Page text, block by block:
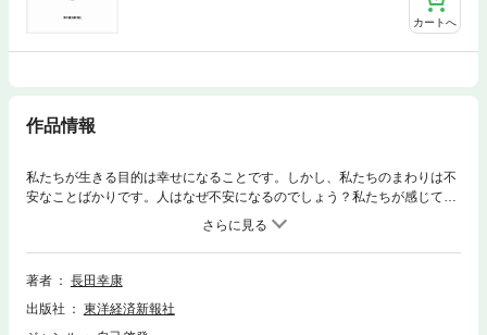
カートへ
作品情報
私たちが生きる目的は幸せになることです。しかし、私たちのまわりは不
安なことばかりです。人はなぜ不安になるのでしょう？私たちが感じてい
る不安の正体をとことん突き詰めたのが、２５００年前のインドに生まれ
たブッダです。ブッダの説いた教えはさまざまな形で伝えられています
が、その教えの源流をたどってみると「四諦（したい）」にたどりつきま
す。四諦とは、四つの真理のことです。世の中の苦しみ、苦しみの原因、
をもとに、いまある不安や怒りを消し去り、心の安らぎを得るための智慧
著者
長田幸康
出版社
東洋経済新報社